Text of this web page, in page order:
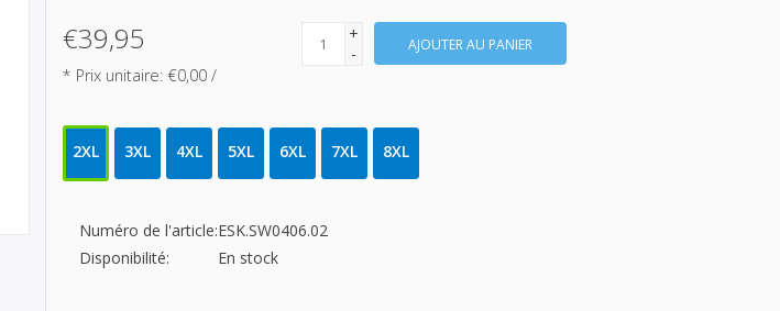
€39,95
* Prix unitaire: €0,00 /
+
-
AJOUTER AU PANIER
2XL 3XL 4XL 5XL 6XL 7XL 8XL
Numéro de l'article:ESK.SW0406.02
Disponibilité:
En stock